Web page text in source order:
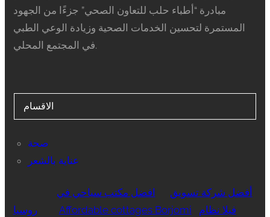
مبادرة “أطباء حلب للتعاون الصحي” جزءًا من الجهود
المستمرة لتحسين الخدمات الصحية وزيادة الوعي الطبي
في المجتمع المحلي.
الاقسام
صحة
عناية بالشعر
أفضل شركة تسويق
افضل مكتب سياحي في
روسيا
Affordable cottages Borjomi
فيلا نظام